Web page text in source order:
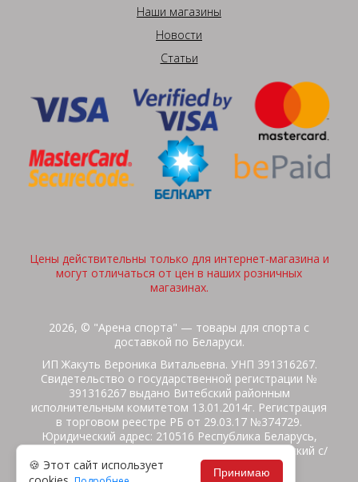
Наши магазины
Новости
Статьи
Цены действительны только для интернет-магазина и
могут отличаться от цен в наших розничных
магазинах.
2026, © "Арена спорта" — товары для спорта с
доставкой по Беларуси.
ИП Жакуть Вероника Витальевна. УНП 391316267.
Свидетельство о государственной регистрации №
391316267 выдано Витебский районным
исполнительным комитетом 13.01.2014г. Регистрация
в торговом реестре РБ от 29.03.17 №374729.
Юридический адрес: 210516 Республика Беларусь,
Витебская область, Витебский район, Бабиничский с/
с, аг.Ольгово, ул.Школьная
🍪 Этот сайт использует
Принимаю